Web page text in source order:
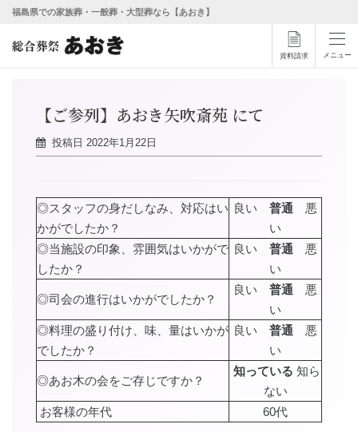
福島県での家族葬・一般葬・大型葬なら【あおき】
資料請求 メニュー
【ご参列】あおき矢吹斎苑 にて
投稿日 2022年1月22日
◎スタッフの身だしなみ、対応はい
かがでしたか？
良い 普通 悪
い
◎当施設の印象、雰囲気はいかがで
したか？
良い 普通 悪
い
◎司会の進行はいかがでしたか？
良い 普通 悪
い
◎料理の盛り付け、味、量はいかが
でしたか？
良い 普通 悪
い
◎あお木の会をご存じですか？
知っている 知ら
ない
お客様の年代
60代